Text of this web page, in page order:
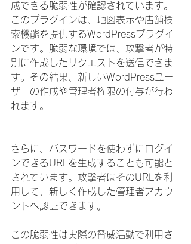
成できる脆弱性が確認されています。
このプラグインは、地図表示や店舗検
索機能を提供するWordPressプラグイ
ンです。脆弱な環境では、攻撃者が特
別に作成したリクエストを送信できま
す。その結果、新しいWordPressユー
ザーの作成や管理者権限の付与が行わ
れます。
さらに、パスワードを使わずにログイ
ンできるURLを生成することも可能と
されています。攻撃者はそのURLを利
用して、新しく作成した管理者アカウ
ントへ認証できます。
この脆弱性は実際の脅威活動で利用さ